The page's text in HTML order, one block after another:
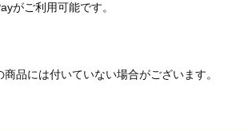
がご利用可能です。
品には付いていない場合がございます。